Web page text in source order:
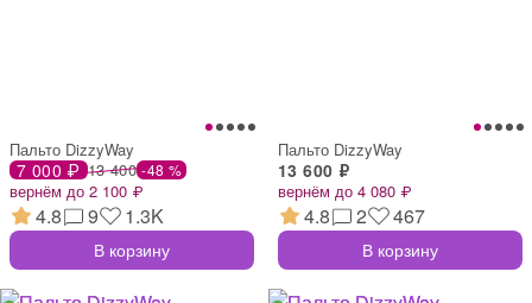
Пальто DizzyWay
7 000 ₽ 13 400 -48 %
вернём до 2 100 ₽
4.8 9 1.3K
В корзину
Пальто DizzyWay
13 600 ₽
вернём до 4 080 ₽
4.8 2 467
В корзину